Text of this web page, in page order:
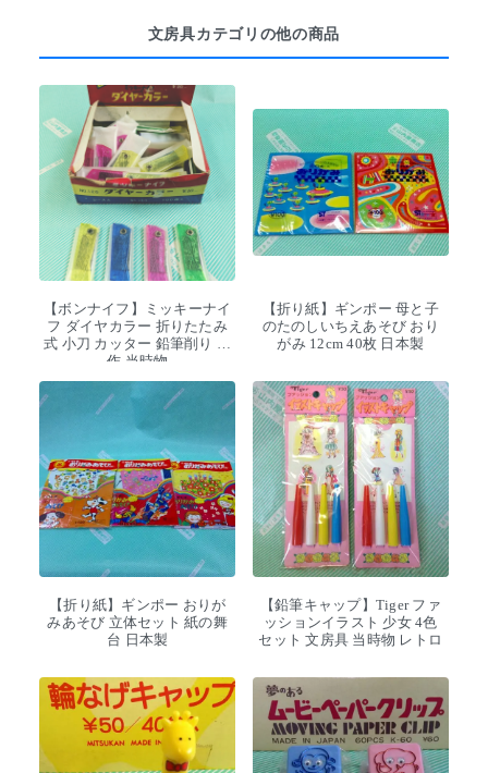
文房具カテゴリの他の商品
【ボンナイフ】ミッキーナイ
フ ダイヤカラー 折りたたみ
式 小刀 カッター 鉛筆削り 工
作 当時物
【折り紙】ギンポー 母と子
のたのしいちえあそび おり
がみ 12cm 40枚 日本製
【折り紙】ギンポー おりが
みあそび 立体セット 紙の舞
台 日本製
【鉛筆キャップ】Tiger ファ
ッションイラスト 少女 4色
セット 文房具 当時物 レトロ